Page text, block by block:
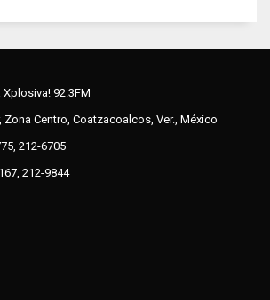
Xplosiva! 92.3FM
Zona Centro, Coatzacoalcos, Ver., México
212-6705
212-9844